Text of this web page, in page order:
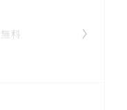
料